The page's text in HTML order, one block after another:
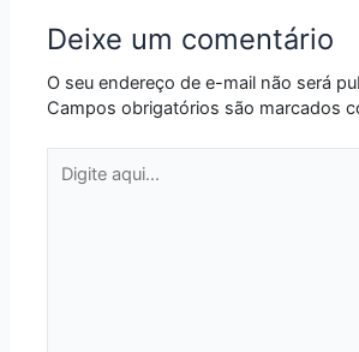
Deixe um comentário
O seu endereço de e-mail não será
Campos obrigatórios são marcados
aqui...